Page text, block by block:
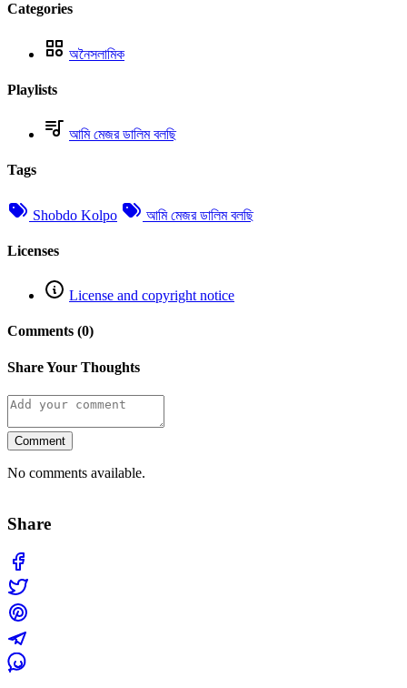
Categories
অনৈসলামিক
Playlists
আমি মেজর ডালিম বলছি
Tags
Shobdo Kolpo আমি মেজর ডালিম বলছি
Licenses
License and copyright notice
Comments (0)
Share Your Thoughts
Comment
No comments available.
Share